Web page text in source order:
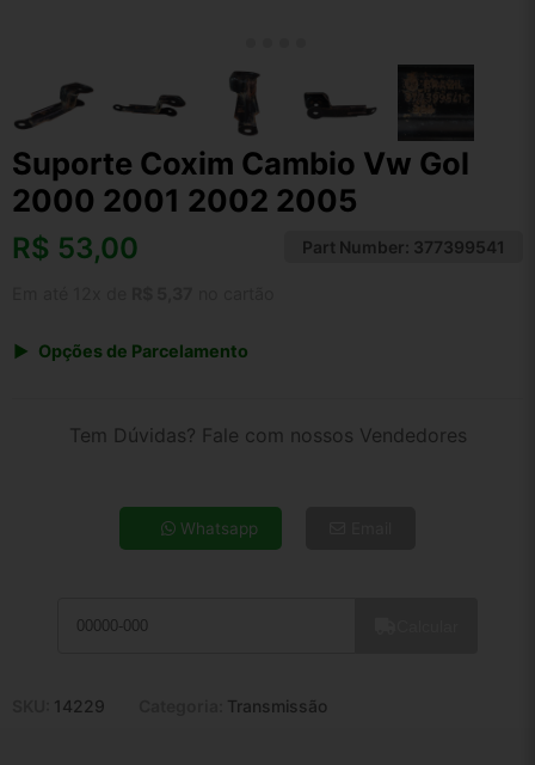
Suporte Coxim Cambio Vw Gol
2000 2001 2002 2005
R$ 53,00 Part Number: 377399541
Opções de Parcelamento
6x de R$ 10,04
9x de R$ 6,93
Tem Dúvidas? Fale com nossos Vendedores
Whatsapp
14229 Transmissão